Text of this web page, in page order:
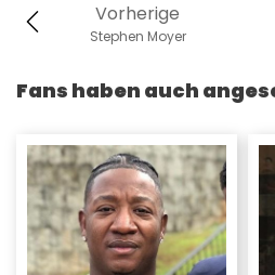
Vorherige
Stephen Moyer
Fans haben auch